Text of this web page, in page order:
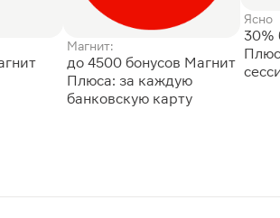
Магнит:
до 4500 бонусов Магнит
Плюса: за каждую
банковскую карту
Ясно
30%